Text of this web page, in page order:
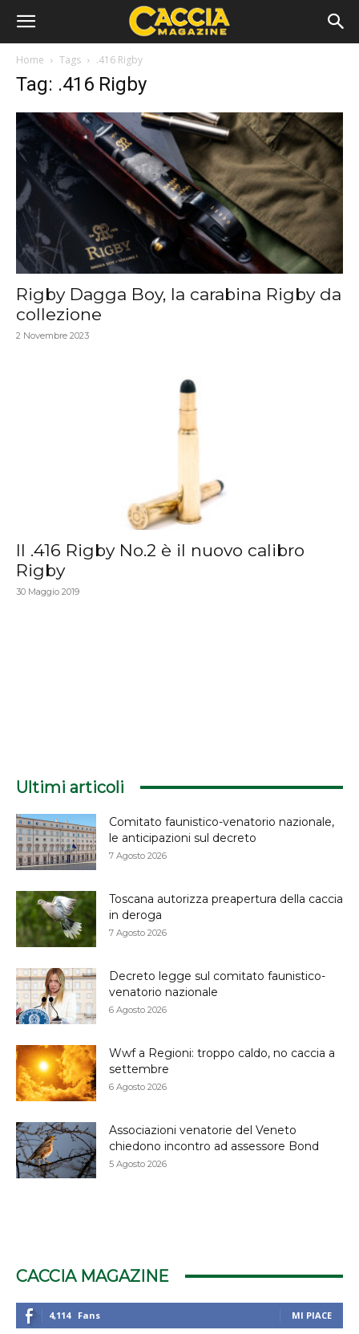
Home Tags .416 Rigby
Tag: .416 Rigby
Rigby Dagga Boy, la carabina Rigby da
collezione
2 Novembre 2023
Il .416 Rigby No.2 è il nuovo calibro
Rigby
30 Maggio 2019
Ultimi articoli
Comitato faunistico-venatorio nazionale,
le anticipazioni sul decreto
7 Agosto 2026
Toscana autorizza preapertura della caccia
in deroga
7 Agosto 2026
Decreto legge sul comitato faunistico-
venatorio nazionale
6 Agosto 2026
Wwf a Regioni: troppo caldo, no caccia a
settembre
6 Agosto 2026
Associazioni venatorie del Veneto
chiedono incontro ad assessore Bond
5 Agosto 2026
CACCIA MAGAZINE
4,114 Fans MI PIACE